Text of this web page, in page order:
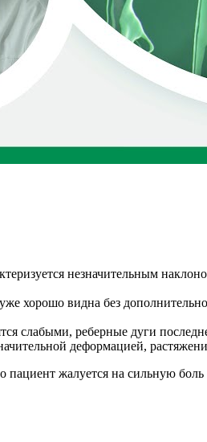
незначительным
хорошо видна без
слабыми, реберные дуги
деформацией,
пациент жалуется на сильную